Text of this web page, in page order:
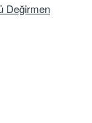
Değirmen